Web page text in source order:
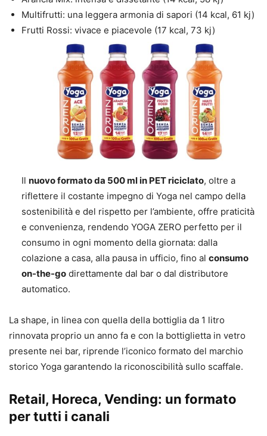
Multifrutti: una leggera armonia di sapori (14 kcal, 61 kj)
Frutti Rossi: vivace e piacevole (17 kcal, 73 kj)
Il nuovo formato da 500 ml in PET riciclato, oltre a
riflettere il costante impegno di Yoga nel campo della
sostenibilità e del rispetto per l’ambiente, offre praticità
e convenienza, rendendo YOGA ZERO perfetto per il
consumo in ogni momento della giornata: dalla
colazione a casa, alla pausa in ufficio, fino al consumo
on-the-go direttamente dal bar o dal distributore
automatico.
La shape, in linea con quella della bottiglia da 1 litro
rinnovata proprio un anno fa e con la bottiglietta in vetro
presente nei bar, riprende l’iconico formato del marchio
storico Yoga garantendo la riconoscibilità sullo scaffale.
Retail, Horeca, Vending: un formato
per tutti i canali